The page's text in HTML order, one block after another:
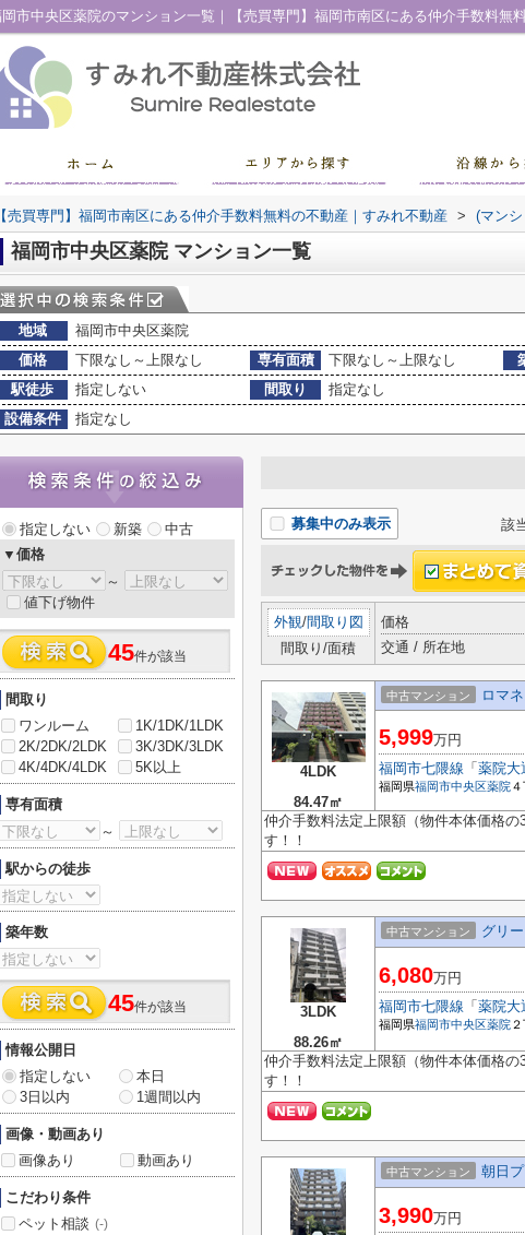
【売買専門】福岡市南区にある仲介手数料無料の不動産｜すみれ不動産 > (マン
福岡市中央区薬院 マンション一覧
地域
福岡市中央区薬院
価格
下限なし～上限なし 専有面積 下限なし～上限なし
駅徒歩
指定しない 間取り
指定なし
設備条件
指定なし
募集中のみ表示 該
外観/間取り図
間取り/面積
価格
交通 / 所在地
4LDK
84.47㎡
中古マンション ロマ
5,999万円
福岡市七隈線 「 薬院大
福岡県福岡市中央区薬院
仲介手数料法定上限額（物件本体価格
す！！
3LDK
88.26㎡
中古マンション グリ
6,080万円
福岡市七隈線 「 薬院大
福岡県福岡市中央区薬院
仲介手数料法定上限額（物件本体価格
す！！
中古マンション 朝日
3,990万円
指定しない 新築
中古
▼価格
～
値下げ物件
45件が該当
間取り
ワンルーム
1K/1DK/1LDK
2K/2DK/2LDK
3K/3DK/3LDK
4K/4DK/4LDK
5K以上
専有面積
～
駅からの徒歩
築年数
45件が該当
情報公開日
指定しない
本日
3日以内
1週間以内
画像・動画あり
画像あり
動画あり
こだわり条件
ペット相談 (-)